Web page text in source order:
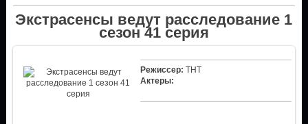
Экстрасенсы ведут расследование 1
сезон 41 серия
Режиссер: ТНТ
Актеры: